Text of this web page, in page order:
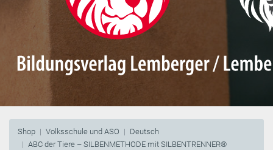
Shop Volksschule und ASO
Deutsch
ABC der Tiere – SILBENMETHODE mit SILBENTRENNER®